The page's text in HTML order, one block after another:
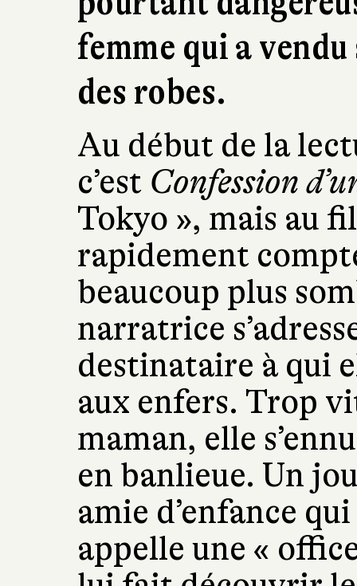
femme qui a
des robes.
Au début de la
c’est Confession
Tokyo », mais au
rapidement
beaucoup plus
narratrice
destinataire à qui
aux enfers. Trop
maman, elle
en banlieue. Un
amie d’enfance
appelle une «